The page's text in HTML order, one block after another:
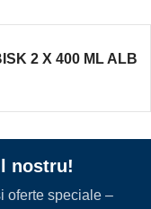
2 X 400 ML ALB
nostru!
oferte speciale –